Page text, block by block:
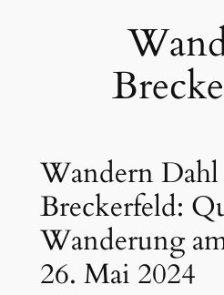
Wandern
Breckerfeld:
Wanderung
26. Mai 2024